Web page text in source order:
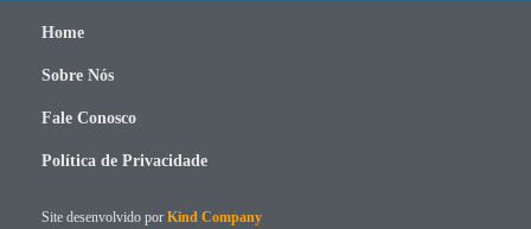
Home
Sobre Nós
Fale Conosco
Política de Privacidade
Site desenvolvido por Kind Company